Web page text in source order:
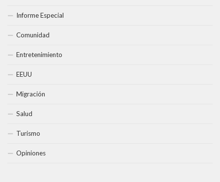
Informe Especial
Comunidad
Entretenimiento
EEUU
Migración
Salud
Turismo
Opiniones